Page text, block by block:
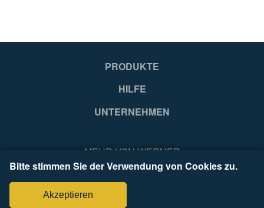
Bitte stimmen Sie der Verwendung von Cookies zu.
Akzeptieren
PRODUKTE
HILFE
UNTERNEHMEN
MEHR VON WERNER